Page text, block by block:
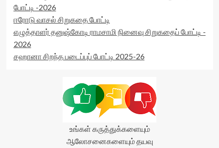
போட்டி -2026
ஈரோடு வாசல் சிறுகதை போட்டி
எழுத்தாளர் தனுஷ்கோடி ராமசாமி நினைவு சிறுகதைப் போட்டி -
2026
சஹானா சிறந்த படைப்புப் போட்டி 2025-26
உங்கள் கருத்துக்களையும்
ஆலோசனைகளையும் தயவு